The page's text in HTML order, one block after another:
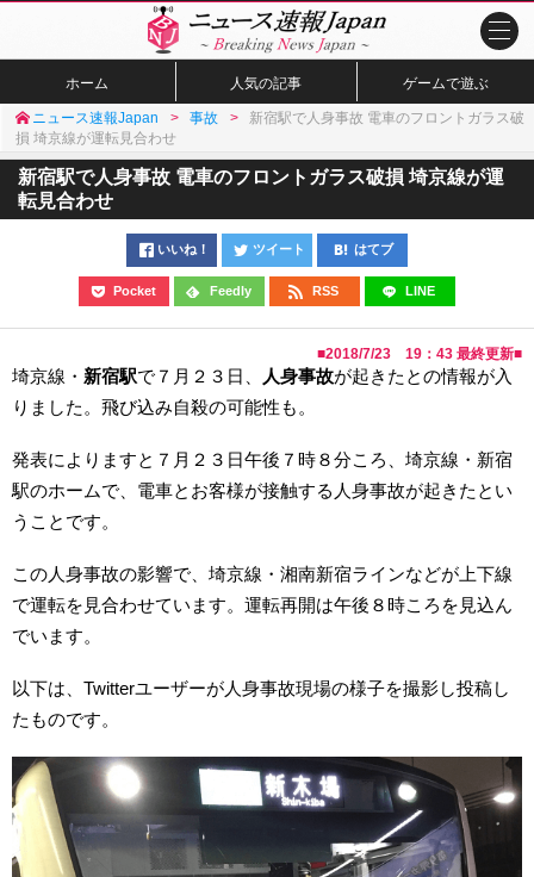
ホーム 人気の記事 ゲームで遊ぶ
ニュース速報Japan 事故
新宿駅で人身事故 電車のフロントガラス破
損 埼京線が運転見合わせ
新宿駅で人身事故 電車のフロントガラス破損 埼京線が運
転見合わせ
いいね！ ツイート はてブ
Pocket Feedly RSS LINE
■2018/7/23 19：43 最終更新■
埼京線・ 新宿駅で７月２３日、 人身事故が起きたとの情報が入
りました。飛び込み自殺の可能性も。
発表によりますと７月２３日午後７時８分ころ、埼京線・新宿
駅のホームで、電車とお客様が接触する人身事故が起きたとい
うことです。
この人身事故の影響で、埼京線・湘南新宿ラインなどが上下線
で運転を見合わせています。運転再開は午後８時ころを見込ん
でいます。
以下は、Twitterユーザーが人身事故現場の様子を撮影し投稿し
たものです。